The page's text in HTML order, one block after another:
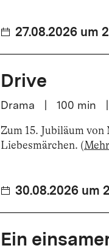
27.08.2026 um
Drive
Drama 100 min
Zum 15. Jubiläum
Liebesmärchen. (Mehr
30.08.2026 um
Ein